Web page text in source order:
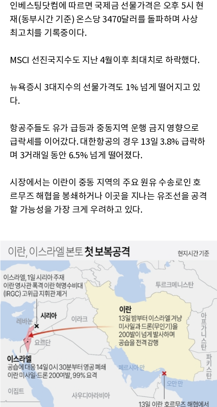
인베스팅닷컴에 따르면 국제금 선물가격은 오후 5시 현
재(동부시간 기준) 온스당 3470달러를 돌파하며 사상
최고치를 기록중이다.
MSCI 선진국지수도 지난 4월이후 최대치로 하락했다.
뉴욕증시 3대지수의 선물가격도 1% 넘게 떨어지고 있
다.
항공주들도 유가 급등과 중동지역 운행 금지 영향으로
급락세를 이어갔다. 대한항공의 경우 13일 3.8% 급락하
며 3거래일 동안 6.5% 넘게 떨어졌다.
시장에서는 이란이 중동 지역의 주요 원유 수송로인 호
르무즈 해협을 봉쇄하거나 이곳을 지나는 유조선을 공격
할 가능성을 가장 크게 우려하고 있다.